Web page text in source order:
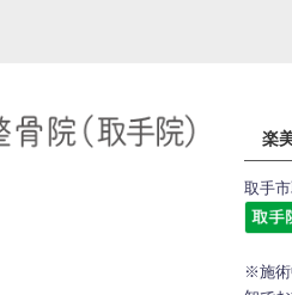
楽
取手
※施術